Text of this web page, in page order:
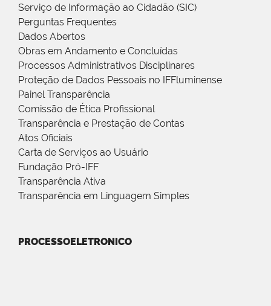
Serviço de Informação ao Cidadão (SIC)
Perguntas Frequentes
Dados Abertos
Obras em Andamento e Concluídas
Processos Administrativos Disciplinares
Proteção de Dados Pessoais no IFFluminense
Painel Transparência
Comissão de Ética Profissional
Transparência e Prestação de Contas
Atos Oficiais
Carta de Serviços ao Usuário
Fundação Pró-IFF
Transparência Ativa
Transparência em Linguagem Simples
PROCESSOELETRONICO